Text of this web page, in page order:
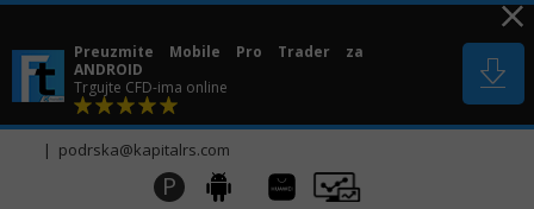
Skip
content Preuzmite Mobile Pro Trader za
ANDROID
Trgujte CFD-ima online
| podrska@kapitalrs.com
P Android
Huawei
AppGallery
Pro
Trader